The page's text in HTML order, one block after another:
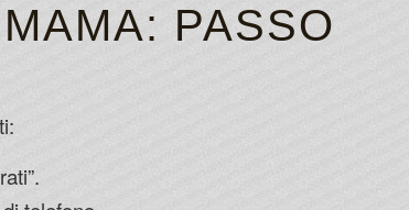
PASSO